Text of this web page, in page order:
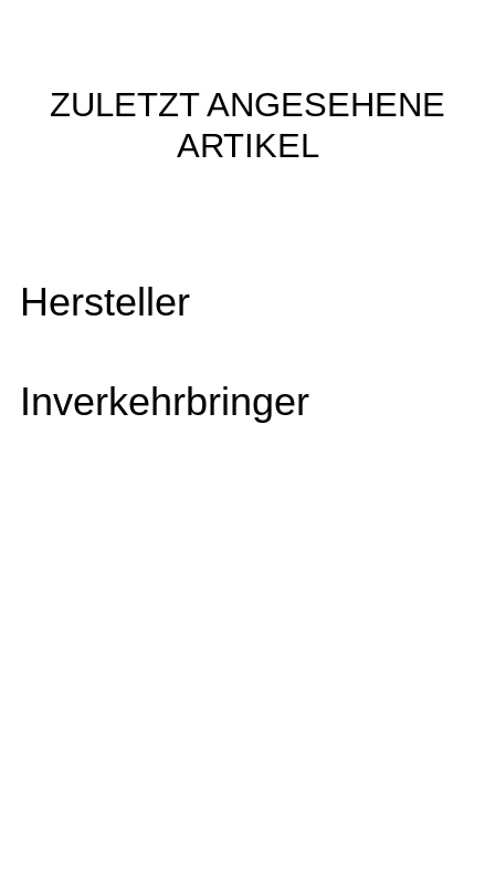
ZULETZT ANGESEHENE
ARTIKEL
Hersteller
Inverkehrbringer